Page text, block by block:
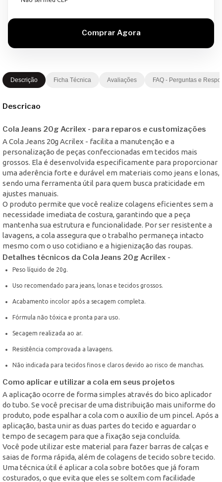
Descrição Ficha Técnica Avaliações FAQ - Perguntas e
Descricao
Cola Jeans 20g Acrilex - para reparos e customizações
A Cola Jeans 20g Acrilex - facilita a manutenção e a
personalização de peças confeccionadas em tecidos mais
grossos. Ela é desenvolvida especificamente para proporcionar
uma aderência forte e durável em materiais como jeans e lonas,
sendo uma ferramenta útil para quem busca praticidade em
ajustes manuais.
O produto permite que você realize colagens eficientes sem a
necessidade imediata de costura, garantindo que a peça
mantenha sua estrutura e funcionalidade. Por ser resistente a
lavagens, a cola assegura que o trabalho permaneça intacto
mesmo com o uso cotidiano e a higienização das roupas.
Detalhes técnicos da Cola Jeans 20g Acrilex -
Peso líquido de 20g.
Uso recomendado para jeans, lonas e tecidos grossos.
Acabamento incolor após a secagem completa.
Fórmula não tóxica e pronta para uso.
Secagem realizada ao ar.
Resistência comprovada a lavagens.
Não indicada para tecidos finos e claros devido ao risco de manchas.
Como aplicar e utilizar a cola em seus projetos
A aplicação ocorre de forma simples através do bico aplicador
do tubo. Se você precisar de uma distribuição mais uniforme do
produto, pode espalhar a cola com o auxílio de um pincel. Após a
aplicação, basta unir as duas partes do tecido e aguardar o
tempo de secagem para que a fixação seja concluída.
Você pode utilizar este material para fazer barras de calças e
saias de forma rápida, além de colagens de tecido sobre tecido.
Uma técnica útil é aplicar a cola sobre botões que já foram
costurados, o que evita que eles se soltem com facilidade